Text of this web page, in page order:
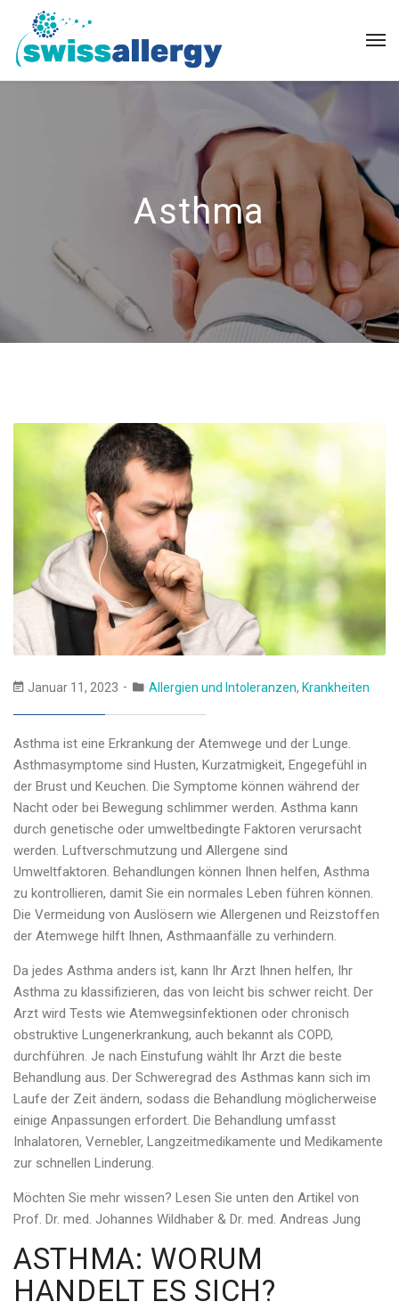
Asthma
Januar 11, 2023 Allergien und Intoleranzen, Krankheiten
Asthma ist eine Erkrankung der Atemwege und der Lunge.
Asthmasymptome sind Husten, Kurzatmigkeit, Engegefühl in
der Brust und Keuchen. Die Symptome können während der
Nacht oder bei Bewegung schlimmer werden. Asthma kann
durch genetische oder umweltbedingte Faktoren verursacht
werden. Luftverschmutzung und Allergene sind
Umweltfaktoren. Behandlungen können Ihnen helfen, Asthma
zu kontrollieren, damit Sie ein normales Leben führen können.
Die Vermeidung von Auslösern wie Allergenen und Reizstoffen
der Atemwege hilft Ihnen, Asthmaanfälle zu verhindern.
Da jedes Asthma anders ist, kann Ihr Arzt Ihnen helfen, Ihr
Asthma zu klassifizieren, das von leicht bis schwer reicht. Der
Arzt wird Tests wie Atemwegsinfektionen oder chronisch
obstruktive Lungenerkrankung, auch bekannt als COPD,
durchführen. Je nach Einstufung wählt Ihr Arzt die beste
Behandlung aus. Der Schweregrad des Asthmas kann sich im
Laufe der Zeit ändern, sodass die Behandlung möglicherweise
einige Anpassungen erfordert. Die Behandlung umfasst
Inhalatoren, Vernebler, Langzeitmedikamente und Medikamente
zur schnellen Linderung.
Möchten Sie mehr wissen? Lesen Sie unten den Artikel von
Prof. Dr. med. Johannes Wildhaber & Dr. med. Andreas Jung
ASTHMA: WORUM
HANDELT ES SICH?